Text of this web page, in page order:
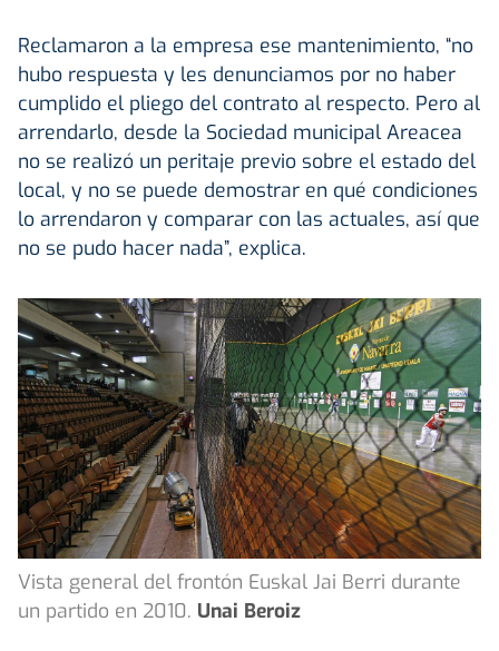
Reclamaron a la empresa ese mantenimiento, “no
hubo respuesta y les denunciamos por no haber
cumplido el pliego del contrato al respecto. Pero al
arrendarlo, desde la Sociedad municipal Areacea
no se realizó un peritaje previo sobre el estado del
local, y no se puede demostrar en qué condiciones
lo arrendaron y comparar con las actuales, así que
no se pudo hacer nada”, explica.
Vista general del frontón Euskal Jai Berri durante
un partido en 2010. Unai Beroiz